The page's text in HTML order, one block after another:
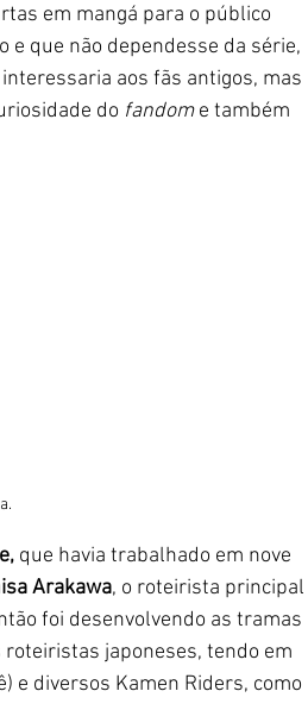
em mangá para o público
que não dependesse da série,
aos fãs antigos, mas
do fandom e também
que havia trabalhado em nove
Arakawa, o roteirista principal
foi desenvolvendo as tramas
japoneses, tendo em
e diversos Kamen Riders, como